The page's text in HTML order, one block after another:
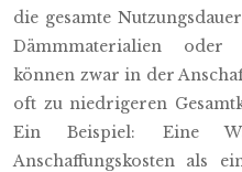
die gesamte
Dämmmaterialien oder
können zwar in der
oft zu niedrigeren
Ein Beispiel: Eine
Anschaffungskosten als